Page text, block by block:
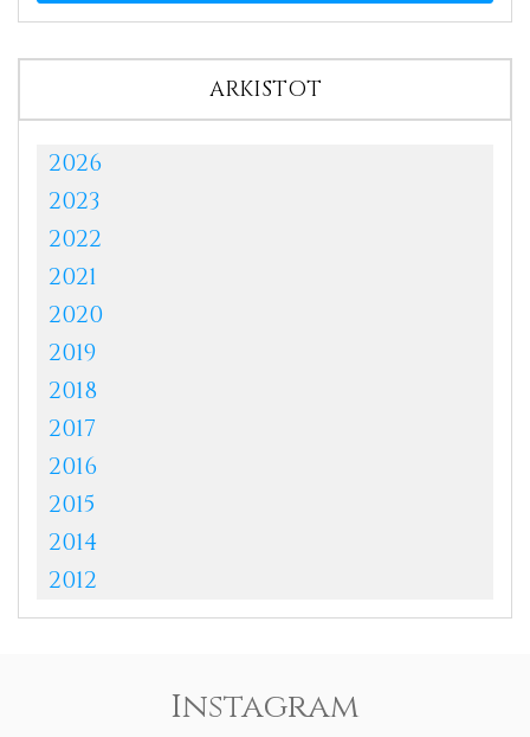
ARKISTOT
2026
2023
2022
2021
2020
2019
2018
2017
2016
2015
2014
2012
Instagram